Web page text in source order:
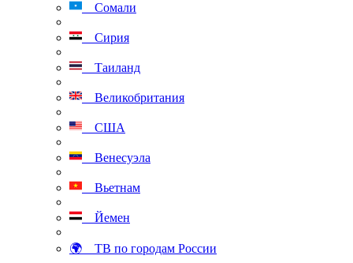
Сомали
Сирия
Таиланд
Великобритания
США
Венесуэла
Вьетнам
Йемен
🌍 ТВ по городам России